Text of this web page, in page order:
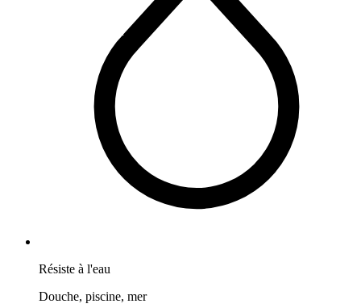
Résiste à l'eau
Douche, piscine, mer